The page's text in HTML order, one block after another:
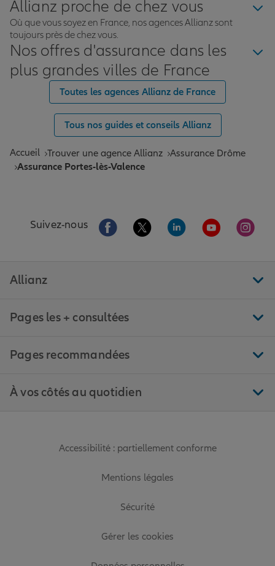
Allianz proche de chez vous
Où que vous soyez en France, nos agences Allianz sont
toujours près de chez vous.
Nos offres d'assurance dans les
plus grandes villes de France
Toutes les agences Allianz de France
Tous nos guides et conseils Allianz
Accueil Trouver une agence Allianz Assurance Drôme
Assurance Portes-lès-Valence
Suivez-nous Aller sur la page Facebook de Allianz
Aller sur la page Twitter de
Aller sur la page
Aller sur la
Aller
Allianz
Pages les + consultées
Pages recommandées
À vos côtés au quotidien
Accessibilité : partiellement conforme
Mentions légales
Sécurité
Gérer les cookies